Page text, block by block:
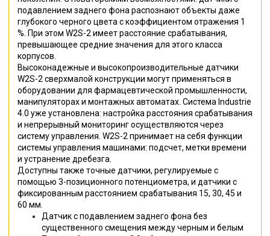
подавлением заднего фона распознают объекты даже
глубокого черного цвета с коэффициентом отражения 1
%. При этом W2S-2 имеет расстояние срабатывания,
превышающее средние значения для этого класса
корпусов.
Высоконадежные и высокопроизводительные датчики
W2S-2 сверхмалой конструкции могут применяться в
оборудовании для фармацевтической промышленности,
манипуляторах и монтажных автоматах. Система Industrie
4.0 уже установлена: настройка расстояния срабатывания
и непрерывный мониторинг осуществляются через
систему управления. W2S-2 принимает на себя функции
системы управления машинами: подсчет, метки времени
и устранение дребезга.
Доступны также точные датчики, регулируемые с
помощью 3-позиционного потенциометра, и датчики с
фиксированным расстоянием срабатывания 15, 30, 45 и
60 мм.
Датчик с подавлением заднего фона без
существенного смещения между черным и белым